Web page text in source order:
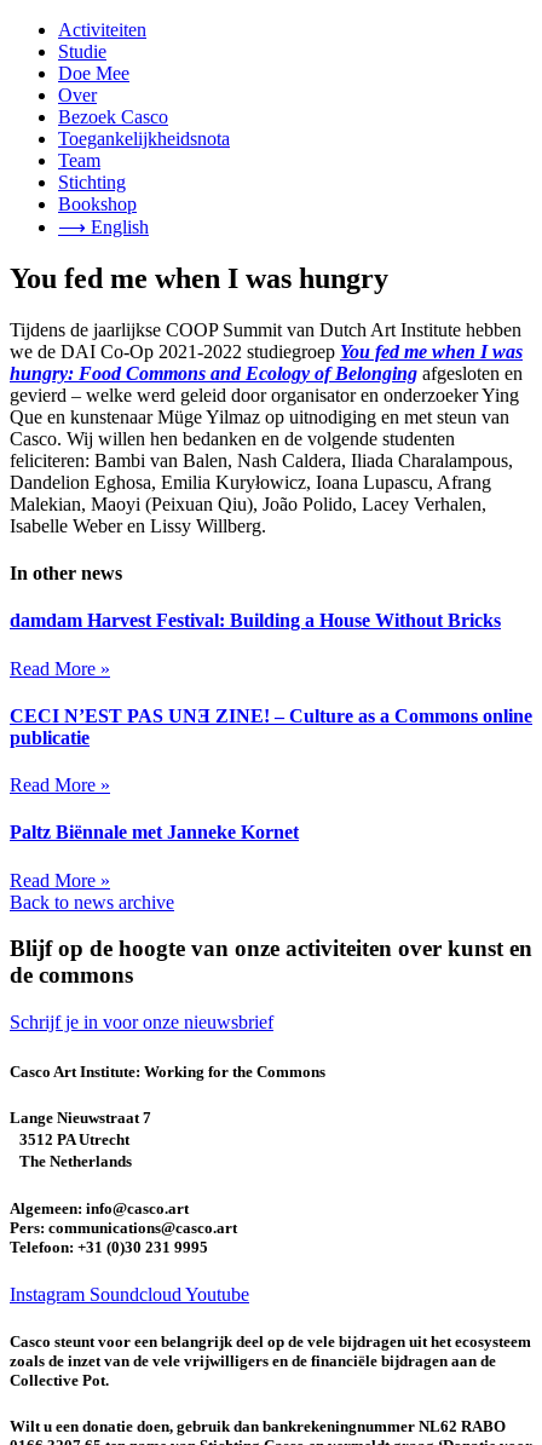
Activiteiten
Studie
Doe Mee
Over
Bezoek Casco
Toegankelijkheidsnota
Team
Stichting
Bookshop
⟶ English
You fed me when I was hungry
Tijdens de jaarlijkse COOP Summit van Dutch Art Institute hebben
we de DAI Co-Op 2021-2022 studiegroep You fed me when I was
hungry: Food Commons and Ecology of Belonging afgesloten en
gevierd – welke werd geleid door organisator en onderzoeker Ying
Que en kunstenaar Müge Yilmaz op uitnodiging en met steun van
Casco. Wij willen hen bedanken en de volgende studenten
feliciteren: Bambi van Balen, Nash Caldera, Iliada Charalampous,
Dandelion Eghosa, Emilia Kuryłowicz, Ioana Lupascu, Afrang
Malekian, Maoyi (Peixuan Qiu), João Polido, Lacey Verhalen,
Isabelle Weber en Lissy Willberg.
In other news
damdam Harvest Festival: Building a House Without Bricks
Read More »
CECI N’EST PAS UNƎ ZINE! – Culture as a Commons online
publicatie
Read More »
Paltz Biënnale met Janneke Kornet
Read More »
Back to news archive
Blijf op de hoogte van onze activiteiten over kunst en
de commons
Schrijf je in voor onze nieuwsbrief
Casco Art Institute: Working for the Commons
Lange Nieuwstraat 7
3512 PA Utrecht
The Netherlands
Algemeen: info@casco.art
Pers: communications@casco.art
Telefoon: +31 (0)30 231 9995
Instagram Soundcloud Youtube
Casco steunt voor een belangrijk deel op de vele bijdragen uit het ecosysteem
zoals de inzet van de vele vrijwilligers en de financiële bijdragen aan de
Collective Pot.
Wilt u een donatie doen, gebruik dan bankrekeningnummer NL62 RABO